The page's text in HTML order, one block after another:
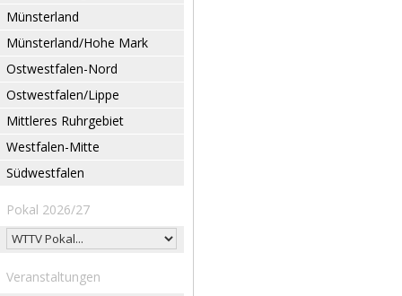
Münsterland
Münsterland/Hohe Mark
Ostwestfalen-Nord
Ostwestfalen/Lippe
Mittleres Ruhrgebiet
Westfalen-Mitte
Südwestfalen
Pokal 2026/27
Veranstaltungen